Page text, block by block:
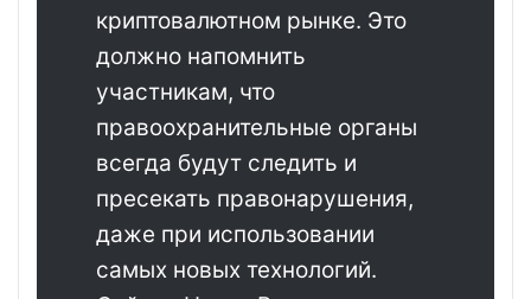
криптовалютном рынке. Это
должно напомнить
участникам, что
правоохранительные органы
всегда будут следить и
пресекать правонарушения,
даже при использовании
самых новых технологий.